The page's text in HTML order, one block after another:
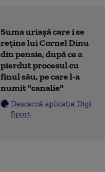
Suma uriașă care i se
reține lui Cornel Dinu
din pensie, după ce a
pierdut procesul cu
finul său, pe care l-a
numit "canalie"
Descarcă aplicația Digi
Sport